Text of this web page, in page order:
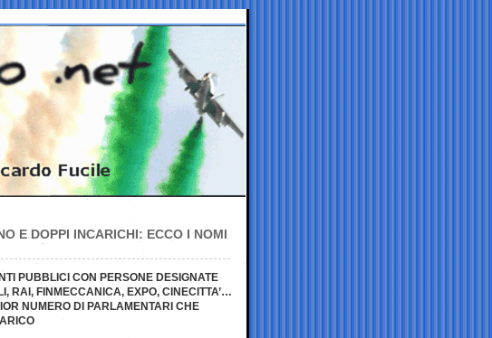
E DOPPI INCARICHI: ECCO I NOMI
PUBBLICI CON PERSONE DESIGNATE
RAI, FINMECCANICA, EXPO, CINECITTA’…
NUMERO DI PARLAMENTARI CHE